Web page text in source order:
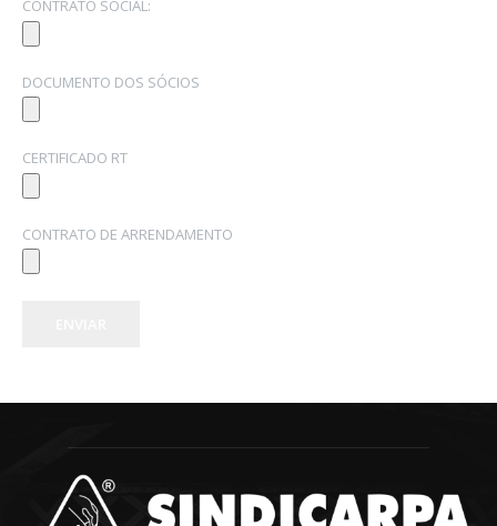
CONTRATO SOCIAL:
DOCUMENTO DOS SÓCIOS
CERTIFICADO RT
CONTRATO DE ARRENDAMENTO